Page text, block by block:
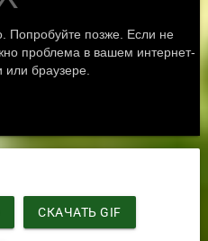
СКАЧАТЬ GIF